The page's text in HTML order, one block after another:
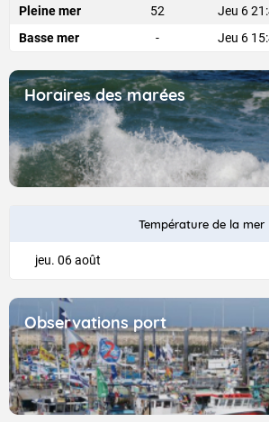
Pleine mer
52 Jeu 6
Basse mer
- Jeu 6
Horaires des marées
Température de la mer
jeu. 06 août
Observations port